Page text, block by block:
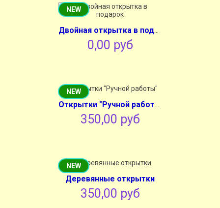
NEW
0,00 руб
NEW
350,00 руб
NEW
Деревянные открытки
350,00 руб